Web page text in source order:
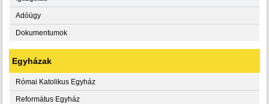
Adóügy
Dokumentumok
Egyházak
Római Katolikus Egyház
Református Egyház